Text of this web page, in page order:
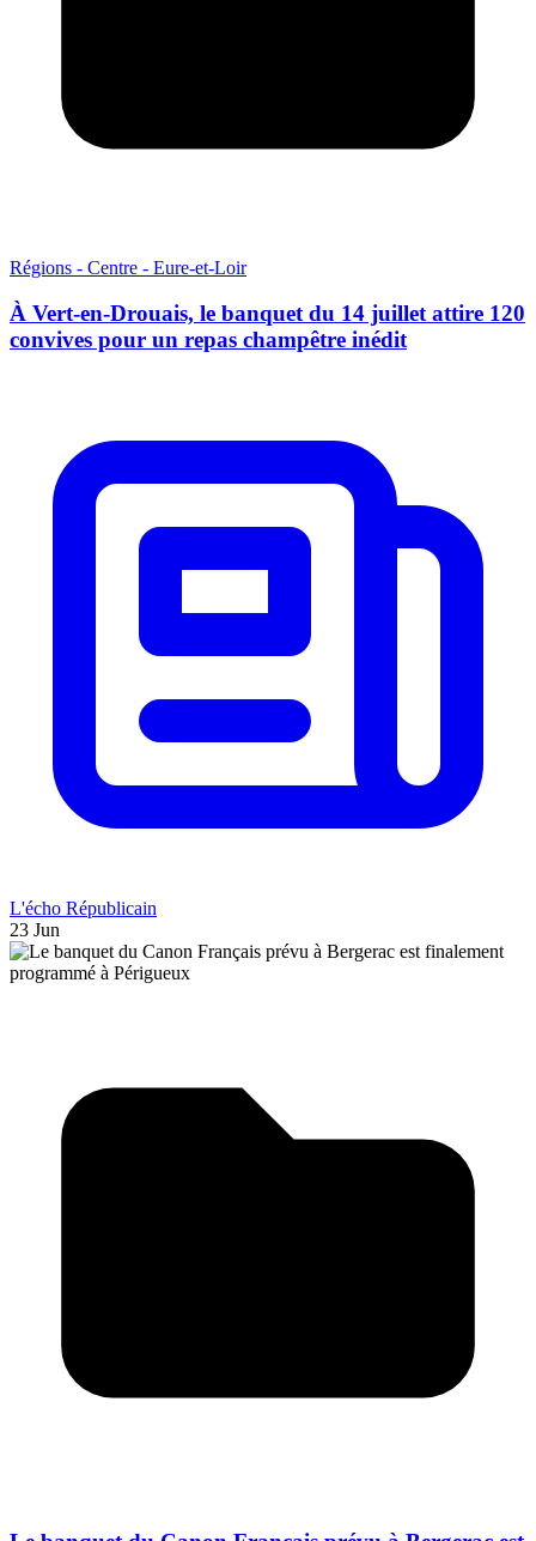
Régions - Centre - Eure-et-Loir
À Vert-en-Drouais, le banquet du 14 juillet attire 120
convives pour un repas champêtre inédit
L'écho Républicain
23 Jun